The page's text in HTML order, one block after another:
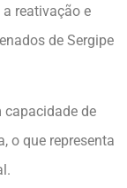
reativação e
de Sergipe
capacidade de
o que representa